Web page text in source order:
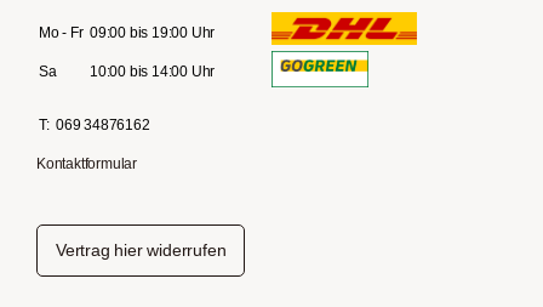
Mo - Fr 09:00 bis 19:00 Uhr
Sa 10:00 bis 14:00 Uhr
T: 069 34876162
Kontaktformular
Vertrag hier widerrufen